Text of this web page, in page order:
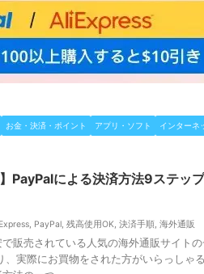
お金・決済・ポイント アプリ・ソフト インターネ
PayPalによる決済方法9ステッ
, PayPal, 残高使用OK, 決済手順, 海外通販
販売されている人気の海外通販サイト
、実際にお買物をされた方がいらっしゃ